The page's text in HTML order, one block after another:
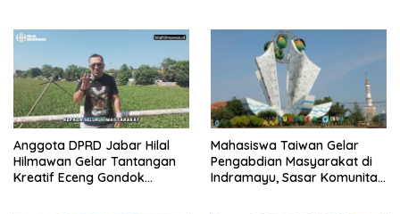
Anggota DPRD Jabar Hilal
Hilmawan Gelar Tantangan
Kreatif Eceng Gondok
Mahasiswa Taiwan Gelar
Pengabdian Masyarakat di
Indramayu, Sasar Komunitas